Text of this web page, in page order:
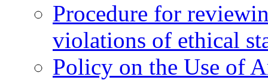
Procedure for
violations of ethical
Policy on the Use of